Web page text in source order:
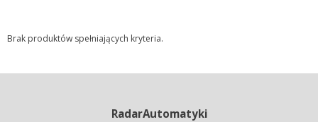
Brak produktów spełniających kryteria.
RadarAutomatyki